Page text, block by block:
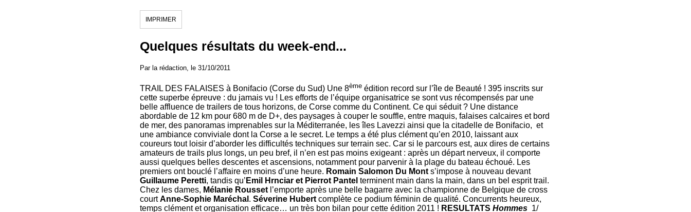
IMPRIMER
Quelques résultats du week-end...
Par la rédaction, le 31/10/2011
TRAIL DES FALAISES à Bonifacio (Corse du Sud) Une 8ème édition record sur l’île de Beauté ! 395 inscrits sur
cette superbe épreuve : du jamais vu ! Les efforts de l’équipe organisatrice se sont vus récompensés par une
belle affluence de trailers de tous horizons, de Corse comme du Continent. Ce qui séduit ? Une distance
abordable de 12 km pour 680 m de D+, des paysages à couper le souffle, entre maquis, falaises calcaires et bord
de mer, des panoramas imprenables sur la Méditerranée, les îles Lavezzi ainsi que la citadelle de Bonifacio, et
une ambiance conviviale dont la Corse a le secret. Le temps a été plus clément qu’en 2010, laissant aux
coureurs tout loisir d’aborder les difficultés techniques sur terrain sec. Car si le parcours est, aux dires de certains
amateurs de trails plus longs, un peu bref, il n’en est pas moins exigeant : après un départ nerveux, il comporte
aussi quelques belles descentes et ascensions, notamment pour parvenir à la plage du bateau échoué. Les
premiers ont bouclé l’affaire en moins d’une heure. Romain Salomon Du Mont s’impose à nouveau devant
Guillaume Peretti, tandis qu’ Emil Hrnciar et Pierrot Pantel terminent main dans la main, dans un bel esprit trail.
Chez les dames, Mélanie Rousset l’emporte après une belle bagarre avec la championne de Belgique de cross
courtAnne-Sophie Maréchal . Séverine Hubert complète ce podium féminin de qualité. Concurrents heureux,
temps clément et organisation efficace… un très bon bilan pour cette édition 2011 ! RESULTATS Hommes 1/